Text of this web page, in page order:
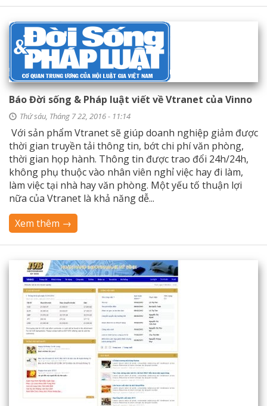
Báo Đời sống & Pháp luật viết về Vtranet của Vinno
Thứ sáu, Tháng 7 22, 2016 - 11:14
Với sản phẩm Vtranet sẽ giúp doanh nghiệp giảm được
thời gian truyền tải thông tin, bớt chi phí văn phòng,
thời gian họp hành. Thông tin được trao đổi 24h/24h,
không phụ thuộc vào nhân viên nghỉ việc hay đi làm,
làm việc tại nhà hay văn phòng. Một yếu tố thuận lợi
nữa của Vtranet là khả năng dễ...
Xem thêm →